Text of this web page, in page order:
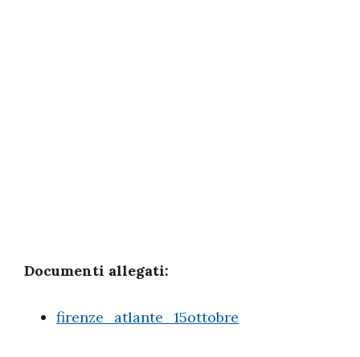
Documenti allegati:
firenze_atlante_15ottobre